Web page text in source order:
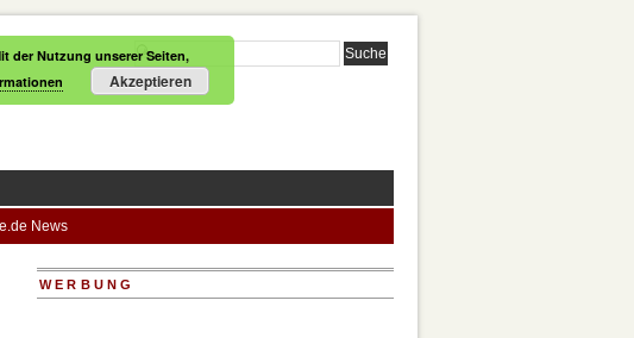
News
WERBUNG
der Nutzung unserer Seiten,
Akzeptieren